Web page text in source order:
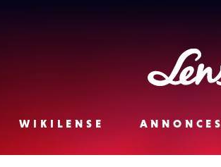
WIKILENSE ANNONCES